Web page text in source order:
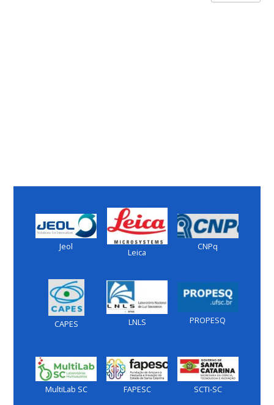
Jeol
Leica
CNPq
CAPES LNLS PROPESQ
MultiLab SC FAPESC SCTI-SC